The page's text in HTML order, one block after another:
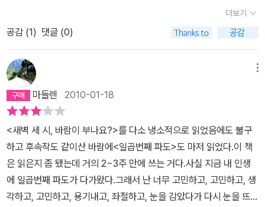
해설핏 냉소적으로 말한다. 일곱번째 파도를 기다리며 하염없이 앉아
있기만 하는 자신의 모습에 파격을 가하는 에미, 그녀는 충분히 사랑
일면 박수 보내고 싶다는 말을이렇게 쓰고 있는 거다.) 여전히 그녀에
게 새벽 세시면 북풍이 불어들고 추워서 잠 못 이루며 창가에 발끝을
두고 거꾸로 눕는에미를 상상해본다. 그런 에미가 오히려 현실적인
것 같다.과연 에미, 조용한 외부세계의 마력을 떨칠 수 있을까. 사랑
은, 연애는, 관계는그리고 삶은 지독하다. 사랑하지 않으면 상처 받을
일도 없고 가슴 아파할 일도 없다. 사랑하지 않으면 질투할 일도 없고
증오로 잠못 이룰 일도 없다. 더 많이 사랑하는 자가 더 많이 괴로울
수밖에 없다. 관계맺기에 서툴고 늘 어눌한 사람이지만 삶과 연애하
는 것 같다는 상찬을 들은 적이 있다. 그만큼 삶을 아끼고 사랑하고 가
지고 그 위에 비로소 결실을 맺게되는 이야기라고 할 수 있을 것이다.
물론 후속작이 나오지 않았다면 이런 결실은 맺어지기 힘들었을 것이
지만. 그래서 일곱번째 파도로 에미와 레오의 이야기가 이어지게 된
것이 참 고맙다. 전작을 읽고 그 여운에 한동안 너무 가슴이 아팠기 때
문이다. 하지만 일곱번째 파도를 읽은 지금은 이 책의 여운을 행복하
게 이어 갈 수 있을 것 같다.보통 인기작들의 후속작들은 전작에 비해
줄거리나 에피소드들이 탄력을 잃고 빛바래는 경우가 종종 있는데 일
곱번째 파도는 전작만큼이나 재미있고 재치가 넘친다. 이것은 다니엘
글라타우어의 글솜씨가 그만큼 빼어나기 때문일 것이다. 전작이 완성
도를 갉아먹지 않고, 전작에서 이루어지지 않았던 만남과 이야기들로
전작과 차별성을 두고있는 것만 봐도 이 작가의 내공을 짐작할 수 있
다. 앞으로라도 기회가 된다면 다니엘 글라타우어의 책을 좀 더 읽어
더보기
공감 (1) 댓글 (0)
마들렌 2010-01-18
<새벽 세 시, 바람이 부나요?>를 다소 냉소적으로 읽었음에도 불구
하고 후속작도 같이산 바람에<일곱번째 파도>도 마저 읽었다.이 책
은 읽은지 좀 됐는데 거의 2~3주 만에 쓰는 거다.사실 지금 내 인생
에 일곱번째 파도가 다가왔다.그래서 난 너무 고민하고, 고민하고, 생
각하고, 고민하고, 용기내고, 좌절하고, 눈을 감았다가 다시 눈을 뜨며